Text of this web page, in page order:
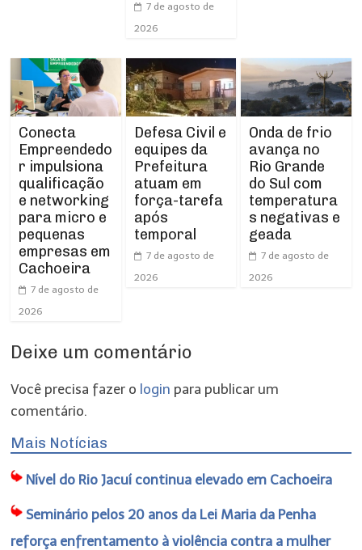
7 de agosto de
2026
Conecta
Empreendedo
r impulsiona
qualificação
e networking
para micro e
pequenas
empresas em
Cachoeira
7 de agosto de
2026
Defesa Civil e
equipes da
Prefeitura
atuam em
força-tarefa
após
temporal
7 de agosto de
2026
Onda de frio
avança no
Rio Grande
do Sul com
temperatura
s negativas e
geada
7 de agosto de
2026
Deixe um comentário
Você precisa fazer o login para publicar um
comentário.
Mais Notícias
Nível do Rio Jacuí continua elevado em Cachoeira
Seminário pelos 20 anos da Lei Maria da Penha
reforça enfrentamento à violência contra a mulher